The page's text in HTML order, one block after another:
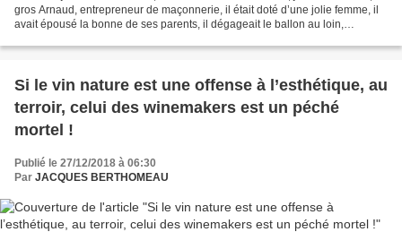
gros Arnaud, entrepreneur de maçonnerie, il était doté d’une jolie femme, il
avait épousé la bonne de ses parents, il dégageait le ballon au loin,
Si le vin nature est une offense à l’esthétique, au
terroir, celui des winemakers est un péché
mortel !
Publié le 27/12/2018 à 06:30
Par JACQUES BERTHOMEAU